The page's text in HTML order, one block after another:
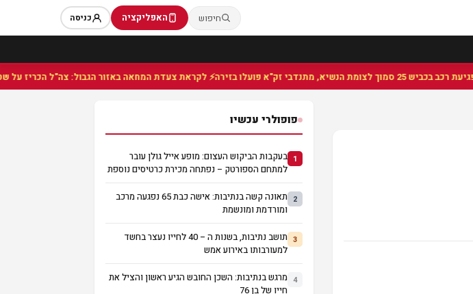
חיפוש האפליקציה כניסה
⚡ לקראת צעדת המחאה באזור הגבול: צה"ל הכריז על שטח
פופולרי עכשיו
1 בעקבות הביקוש העצום: מופע אייל גולן עובר
למתחם הספורטק – נפתחה מכירת כרטיסים נוספת
2
תאונה קשה בנתיבות: אישה כבת 65 נפגעה מרכב
ומורדמת ומונשמת
3
תושב נתיבות, בשנות ה – 40 לחייו נעצר בחשד
למעורבותו באירוע אמש
4 מרגש בנתיבות: השכן החובש הגיע ראשון והציל את
חייו של בן 76